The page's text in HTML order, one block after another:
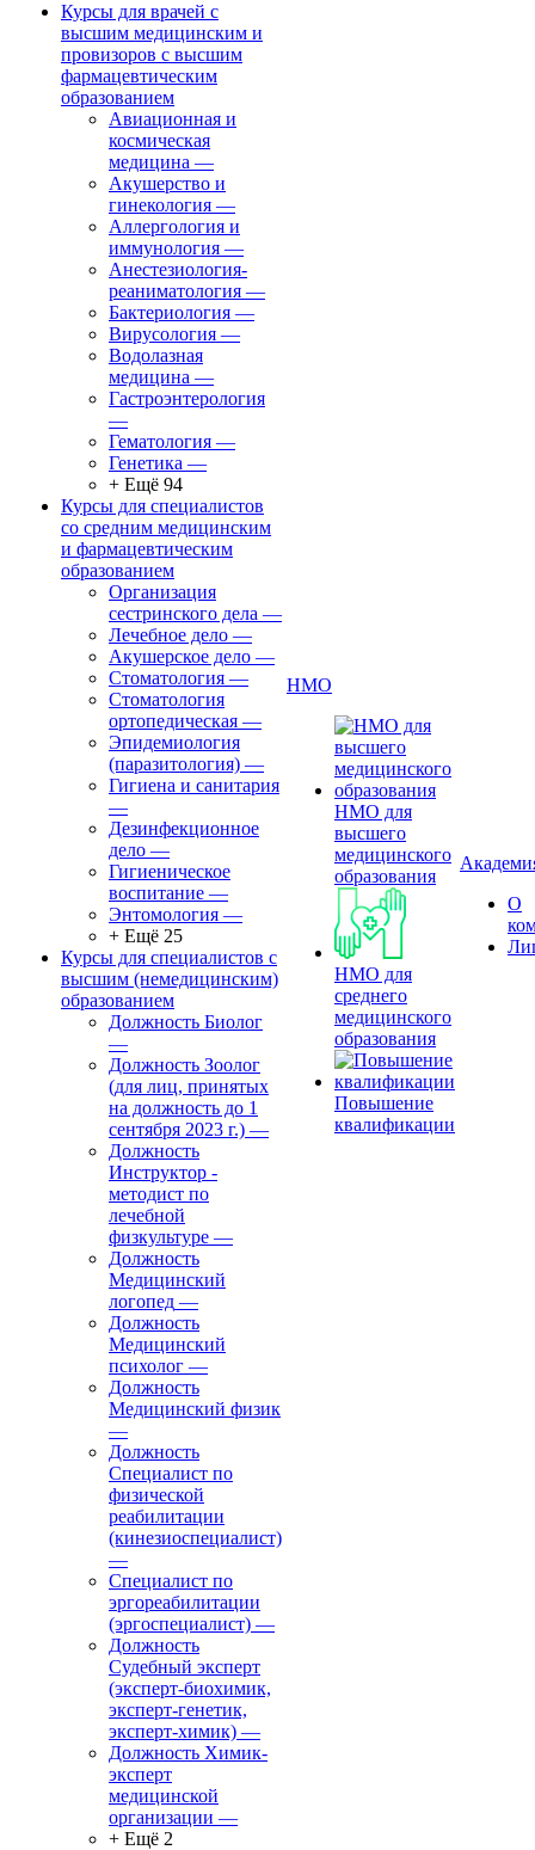
Курсы для врачей с
высшим медицинским и
провизоров с высшим
фармацевтическим
образованием
Авиационная и
космическая
медицина —
Акушерство и
гинекология —
Аллергология и
иммунология —
Анестезиология-
реаниматология —
Бактериология —
Вирусология —
Водолазная
медицина —
Гастроэнтерология
—
Гематология —
Генетика —
+ Ещё 94
Курсы для специалистов
со средним медицинским
и фармацевтическим
образованием
Организация
сестринского дела —
Лечебное дело —
Акушерское дело —
Стоматология —
Стоматология
ортопедическая —
Эпидемиология
(паразитология) —
Гигиена и санитария
—
Дезинфекционное
дело —
Гигиеническое
воспитание —
Энтомология —
+ Ещё 25
Курсы для специалистов с
высшим (немедицинским)
образованием
Должность Биолог
—
Должность Зоолог
(для лиц, принятых
на должность до 1
сентября 2023 г.) —
Должность
Инструктор -
методист по
лечебной
физкультуре —
Должность
Медицинский
логопед —
Должность
Медицинский
психолог —
Должность
Медицинский физик
—
Должность
Специалист по
физической
реабилитации
(кинезиоспециалист)
—
Специалист по
эргореабилитации
(эргоспециалист) —
Должность
Судебный эксперт
(эксперт-биохимик,
эксперт-генетик,
эксперт-химик) —
Должность Химик-
эксперт
медицинской
организации —
+ Ещё 2
НМО
НМО для
высшего
медицинского
образования
НМО для
среднего
медицинского
образования
Повышение
квалификации
О